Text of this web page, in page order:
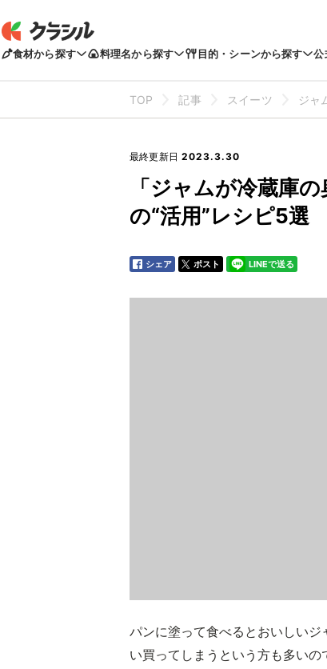
食材から探す 料理名から探す 目的・シーンから探す 公
TOP 記事 スイーツ ジャ
最終更新日 2023.3.30
「ジャムが冷蔵庫
の“活用”レシピ5選
シェア ポスト LINEで送る
パンに塗って食べるとおいしい
い買ってしまうという方も多い